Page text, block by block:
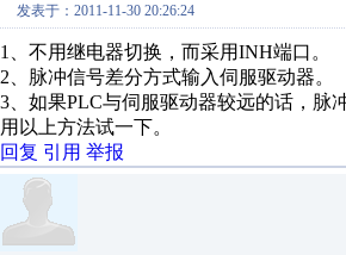
发表于：2011-11-30 20:26:24
1、不用继电器切换，而采用INH端口。
2、脉冲信号差分方式输入伺服驱动器。
3、如果PLC与伺服驱动器较远的话，脉
用以上方法试一下。
回复 引用 举报